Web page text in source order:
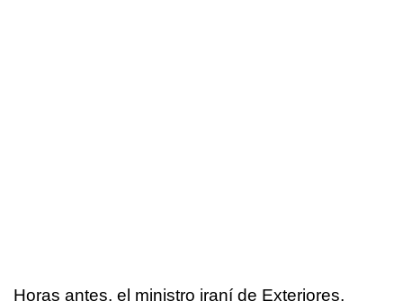
Horas antes, el ministro iraní de Exteriores,